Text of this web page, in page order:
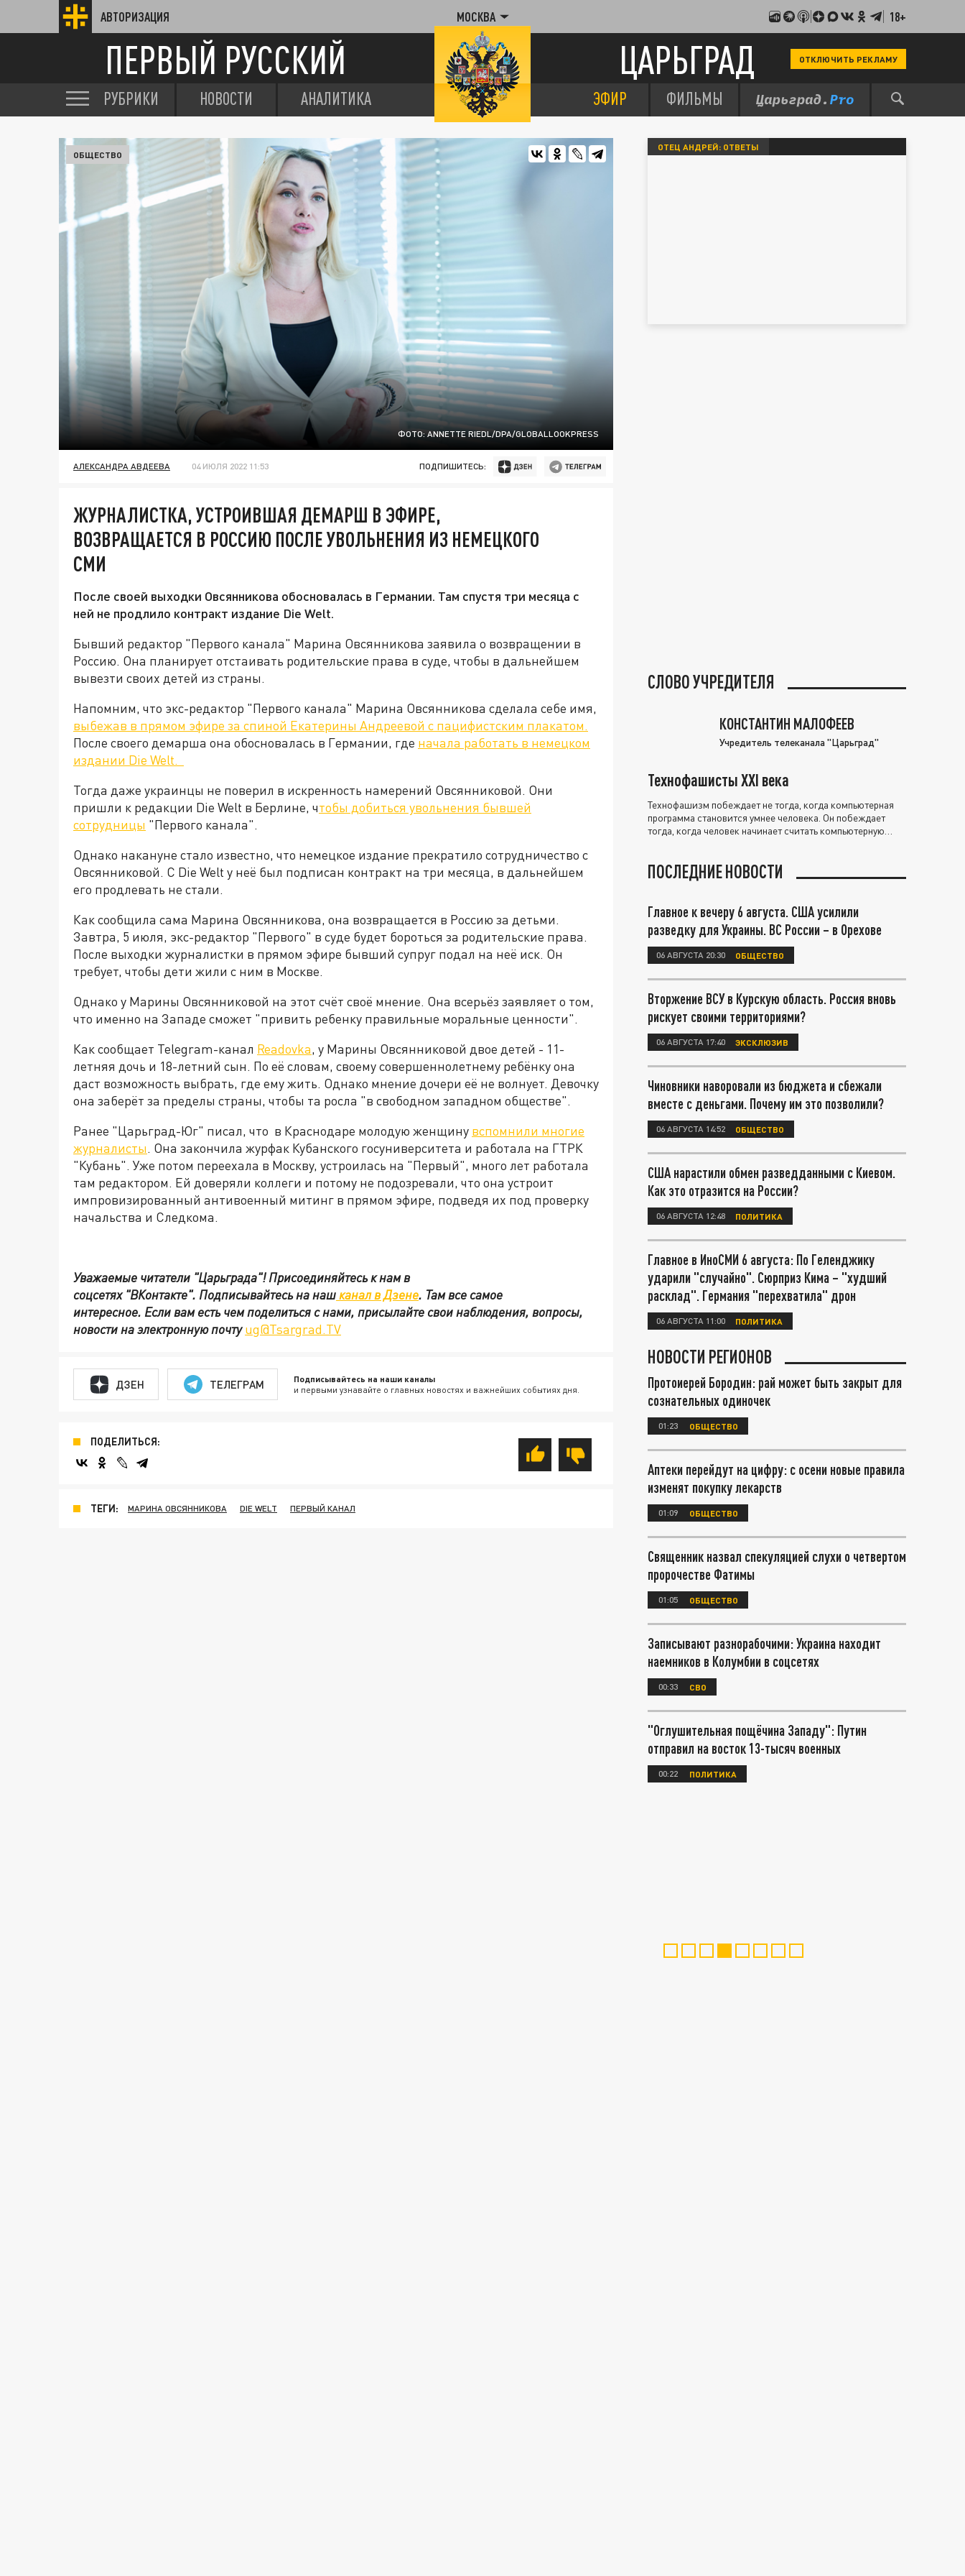
АВТОРИЗАЦИЯ МОСКВА 18+
ПЕРВЫЙ РУССКИЙ ЦАРЬГРАД ОТКЛЮЧИТЬ РЕКЛАМУ
РУБРИКИ НОВОСТИ АНАЛИТИКА ЭФИР ФИЛЬМЫ
ФОТО: ANNETTE RIEDL/DPA/GLOBALLOOKPRESS
ОБЩЕСТВО
АЛЕКСАНДРА АВДЕЕВА 04 ИЮЛЯ 2022 11:53 ПОДПИШИТЕСЬ:
ЖУРНАЛИСТКА, УСТРОИВШАЯ ДЕМАРШ В ЭФИРЕ,
ВОЗВРАЩАЕТСЯ В РОССИЮ ПОСЛЕ УВОЛЬНЕНИЯ ИЗ НЕМЕЦКОГО
СМИ
После своей выходки Овсянникова обосновалась в Германии. Там спустя три месяца с
ней не продлило контракт издание Die Welt.
Бывший редактор "Первого канала" Марина Овсянникова заявила о возвращении в
Россию. Она планирует отстаивать родительские права в суде, чтобы в дальнейшем
вывезти своих детей из страны.
Напомним, что экс-редактор "Первого канала" Марина Овсянникова сделала себе имя,
выбежав в прямом эфире за спиной Екатерины Андреевой с пацифистским плакатом.
После своего демарша она обосновалась в Германии, где начала работать в немецком
издании Die Welt.
Тогда даже украинцы не поверил в искренность намерений Овсянниковой. Они
пришли к редакции Die Welt в Берлине, чтобы добиться увольнения бывшей
сотрудницы "Первого канала".
Однако накануне стало известно, что немецкое издание прекратило сотрудничество с
Овсянниковой. С Die Welt у неё был подписан контракт на три месяца, в дальнейшем
его продлевать не стали.
Как сообщила сама Марина Овсянникова, она возвращается в Россию за детьми.
Завтра, 5 июля, экс-редактор "Первого" в суде будет бороться за родительские права.
После выходки журналистки в прямом эфире бывший супруг подал на неё иск. Он
требует, чтобы дети жили с ним в Москве.
Однако у Марины Овсянниковой на этот счёт своё мнение. Она всерьёз заявляет о том,
что именно на Западе сможет "привить ребенку правильные моральные ценности".
Как сообщает Telegram-канал Readovka, у Марины Овсянниковой двое детей - 11-
летняя дочь и 18-летний сын. По её словам, своему совершеннолетнему ребёнку она
даст возможность выбрать, где ему жить. Однако мнение дочери её не волнует. Девочку
она заберёт за пределы страны, чтобы та росла "в свободном западном обществе".
Ранее "Царьград-Юг" писал, что в Краснодаре молодую женщину вспомнили многие
журналисты. Она закончила журфак Кубанского госуниверситета и работала на ГТРК
"Кубань". Уже потом переехала в Москву, устроилась на "Первый", много лет работала
там редактором. Ей доверяли коллеги и потому не подозревали, что она устроит
импровизированный антивоенный митинг в прямом эфире, подведя их под проверку
начальства и Следкома.
Уважаемые читатели "Царьграда"!Присоединяйтесь к нам в
соцсетях"ВКонтакте". Подписывайтесь на нашканал в Дзене. Там все самое
интересное. Если вам есть чем поделиться с нами, присылайте свои наблюдения, вопросы,
новости на электронную почтуug@Tsargrad.TV
ДЗЕН ТЕЛЕГРАМ Подписывайтесь на наши каналы
и первыми узнавайте о главных новостях и важнейших событиях дня.
ПОДЕЛИТЬСЯ:
ТЕГИ: МАРИНА ОВСЯННИКОВА DIE WELT ПЕРВЫЙ КАНАЛ
ОТЕЦ АНДРЕЙ: ОТВЕТЫ
СЛОВО УЧРЕДИТЕЛЯ
КОНСТАНТИН МАЛОФЕЕВ
Учредитель телеканала "Царьград"
Технофашисты XXI века
Технофашизм побеждает не тогда, когда компьютерная
программа становится умнее человека. Он побеждает
тогда, когда человек начинает считать компьютерную
ПОСЛЕДНИЕ НОВОСТИ
Главное к вечеру 6 августа. США усилили
разведку для Украины. ВС России – в Орехове
06 АВГУСТА 20:30 ОБЩЕСТВО
Вторжение ВСУ в Курскую область. Россия вновь
рискует своими территориями?
06 АВГУСТА 17:40 ЭКСКЛЮЗИВ
Чиновники наворовали из бюджета и сбежали
вместе с деньгами. Почему им это позволили?
06 АВГУСТА 14:52 ОБЩЕСТВО
США нарастили обмен разведданными с Киевом.
Как это отразится на России?
06 АВГУСТА 12:48 ПОЛИТИКА
Главное в ИноСМИ 6 августа: По Геленджику
ударили "случайно". Сюрприз Кима – "худший
расклад". Германия "перехватила" дрон
06 АВГУСТА 11:00 ПОЛИТИКА
НОВОСТИ РЕГИОНОВ
Протоиерей Бородин: рай может быть закрыт для
сознательных одиночек
01:23 ОБЩЕСТВО
Аптеки перейдут на цифру: с осени новые правила
изменят покупку лекарств
01:09 ОБЩЕСТВО
Священник назвал спекуляцией слухи о четвертом
пророчестве Фатимы
01:05 ОБЩЕСТВО
Записывают разнорабочими: Украина находит
наемников в Колумбии в соцсетях
00:33 СВО
"Оглушительная пощёчина Западу": Путин
отправил на восток 13-тысяч военных
00:22 ПОЛИТИКА